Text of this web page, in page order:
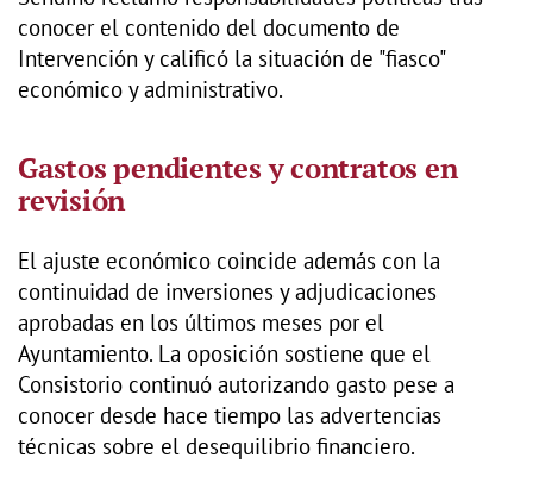
conocer el contenido del documento de
Intervención y calificó la situación de "fiasco"
económico y administrativo.
Gastos pendientes y contratos en
revisión
El ajuste económico coincide además con la
continuidad de inversiones y adjudicaciones
aprobadas en los últimos meses por el
Ayuntamiento. La oposición sostiene que el
Consistorio continuó autorizando gasto pese a
conocer desde hace tiempo las advertencias
técnicas sobre el desequilibrio financiero.